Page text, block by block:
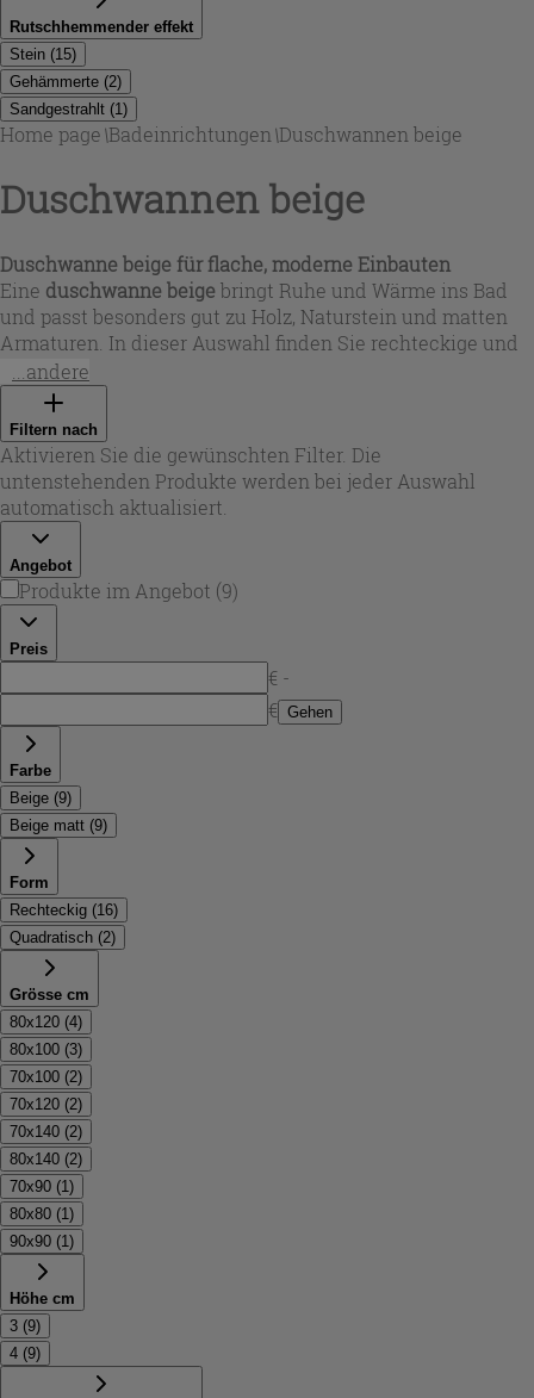
Rutschhemmender effekt
Stein (15)
Gehämmerte (2)
Sandgestrahlt (1)
Home page\Badeinrichtungen \Duschwannen beige
Duschwannen beige
Duschwanne beige für flache, moderne Einbauten
Eine duschwanne beige bringt Ruhe und Wärme ins Bad
und passt besonders gut zu Holz, Naturstein und matten
Armaturen. In dieser Auswahl finden Sie rechteckige und
quadratische Modelle aus hochwertiger Keramik mit
geringer Bauhöhe: je nach Ausführung ca. 3 cm oder 4 cm.
Das erleichtert sowohl flache Installationen als auch
stilvolle Lösungen mit klaren Linien. Der Beige-Ton ist
meist matt gehalten und wirkt dadurch natürlich und
zeitlos – ideal für moderne Duschbereiche in
verschiedenen Raumgrößen.
...andere
Filtern nach
Aktivieren Sie die gewünschten Filter. Die
untenstehenden Produkte werden bei jeder Auswahl
automatisch aktualisiert.
Angebot
Produkte im Angebot (9)
Preis
€ -
€ Gehen
Farbe
Beige (9)
Beige matt (9)
Form
Rechteckig (16)
Quadratisch (2)
Grösse cm
80x120 (4)
80x100 (3)
70x100 (2)
70x120 (2)
70x140 (2)
80x140 (2)
70x90 (1 )
80x80 (1 )
90x90 (1 )
Höhe cm
3 (9)
4 (9)